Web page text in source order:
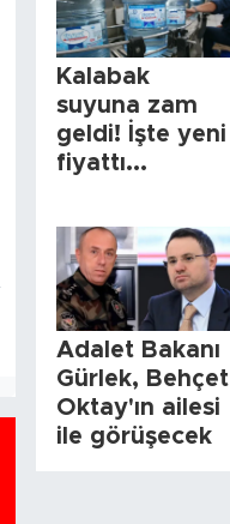
Kalabak
suyuna zam
geldi! İşte yeni
fiyattı...
Adalet Bakanı
Gürlek, Behçet
Oktay'ın ailesi
ile görüşecek